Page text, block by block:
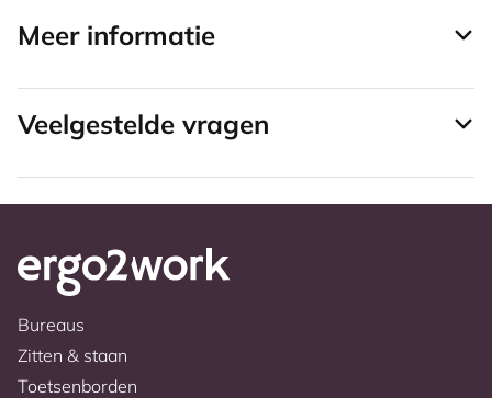
Meer informatie
Veelgestelde vragen
Bureaus
Zitten & staan
Toetsenborden